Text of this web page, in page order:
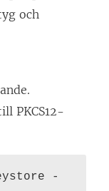
och
PKCS12-
-